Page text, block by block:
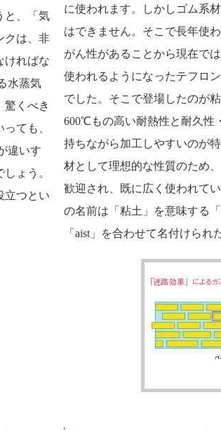
と、「気
クは、非
ければな
水蒸気
驚くべき
ても、
違いす
ょう。
立つとい
に使われます。しかしゴム系
はできません。そこで長年使
がん性があることから現在で
使われるようになったテフロ
でした。そこで登場したのが
600℃もの高い耐熱性と耐久性
持ちながら加工しやすいのが
材として理想的な性質のため
歓迎され、既に広く使われて
の名前は「粘土」を意味する
「aist」を合わせて名付けられ